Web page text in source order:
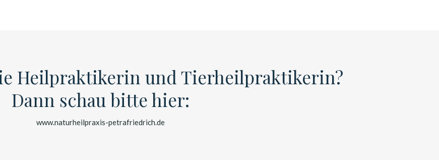
Heilpraktikerin und Tierheilpraktikerin?
Dann schau bitte hier:
www.naturheilpraxis-petrafriedrich.de